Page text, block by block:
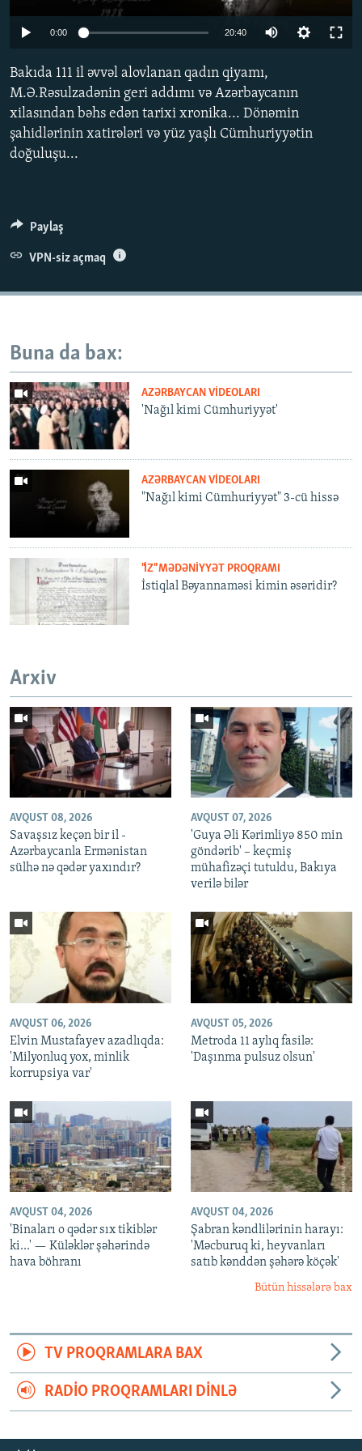
İNFOQRAFIKA
AZƏRBAYCAN ƏDƏBIYYATI KITABXANASI
İZ - MƏDƏNIYYƏT PROQRAMI
MISSIYAMIZ
MATERIALLARIMIZDAN ISTIFADƏ
AZADLIQRADIOSU MOBIL TELEFONUNUZDA
BIZIMLƏ ƏLAQƏ
XƏBƏR BÜLLETENLƏRIMIZ
BIZI IZLƏ
RFE/RL-in bütün saytları
360p 720p
0:00 20:40
720p
Bakıda 111 il əvvəl alovlanan qadın qiyamı,
M.Ə.Rəsulzadənin geri addımı və Azərbaycanın
xilasından bəhs edən tarixi xronika... Dönəmin
şahidlərinin xatirələri və yüz yaşlı Cümhuriyyətin
doğuluşu...
Paylaş
VPN-siz açmaq
Buna da bax:
AZƏRBAYCAN VIDEOLARI
'Nağıl kimi Cümhuriyyət'
AZƏRBAYCAN VIDEOLARI
"Nağıl kimi Cümhuriyyət" 3-cü hissə
"İZ" MƏDƏNIYYƏT PROQRAMI
İstiqlal Bəyannaməsi kimin əsəridir?
Arxiv
AVQUST 08, 2026
Savaşsız keçən bir il -
Azərbaycanla Ermənistan
sülhə nə qədər yaxındır?
AVQUST 07, 2026
'Guya Əli Kərimliyə 850 min
göndərib' – keçmiş
mühafizəçi tutuldu, Bakıya
verilə bilər
AVQUST 06, 2026
Elvin Mustafayev azadlıqda:
'Milyonluq yox, minlik
korrupsiya var'
AVQUST 05, 2026
Metroda 11 aylıq fasilə:
'Daşınma pulsuz olsun'
AVQUST 04, 2026
'Binaları o qədər sıx tikiblər
ki...' — Küləklər şəhərində
hava böhranı
AVQUST 04, 2026
Şabran kəndlilərinin harayı:
'Məcburuq ki, heyvanları
satıb kənddən şəhərə köçək'
Bütün hissələrə bax
TV PROQRAMLARA BAX
RADIO PROQRAMLARI DINLƏ